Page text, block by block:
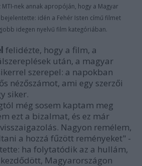
nek annak apropóján, hogy a Magyar
idén a Fehér Isten című filmet
idegen nyelvű film kategóriában.
felidézte, hogy a film, a
után, a magyar
szerepel: a napokban
nézőszámot, ami egy szerzői
siker.
még sosem kaptam meg
ezt a bizalmat, és ez már
Nagyon remélem,
a hozzá fűzött reményeket" -
ha folytatódik az a hullám,
Magyarországon